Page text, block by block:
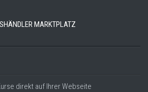
MARKTPLATZ
direkt auf Ihrer Webseite